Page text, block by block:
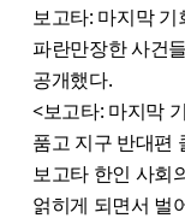
보고타: 마지막
파란만장한 사건
공개했다.
<보고타: 마지막
품고 지구 반대편
보고타 한인 사회
얽히게 되면서 벌